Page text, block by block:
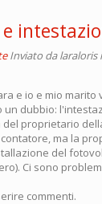
Inviato dalaraloris
e io e mio
un dubbio:
proprietario
ma la
del
Ci sono
commenti.